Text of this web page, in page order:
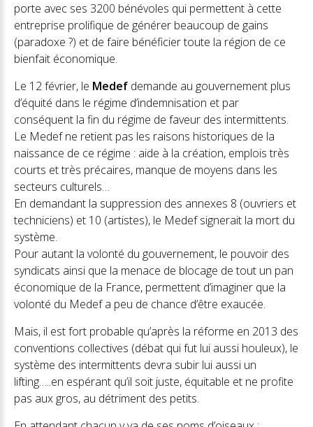
porte avec ses 3200 bénévoles qui permettent à cette
entreprise prolifique de générer beaucoup de gains
(paradoxe ?) et de faire bénéficier toute la région de ce
bienfait économique.
Le 12 février, le Medef demande au gouvernement plus
d’équité dans le régime d’indemnisation et par
conséquent la fin du régime de faveur des intermittents.
Le Medef ne retient pas les raisons historiques de la
naissance de ce régime : aide à la création, emplois très
courts et très précaires, manque de moyens dans les
secteurs culturels…
En demandant la suppression des annexes 8 (ouvriers et
techniciens) et 10 (artistes), le Medef signerait la mort du
système.
Pour autant la volonté du gouvernement, le pouvoir des
syndicats ainsi que la menace de blocage de tout un pan
économique de la France, permettent d’imaginer que la
volonté du Medef a peu de chance d’être exaucée.
Mais, il est fort probable qu’après la réforme en 2013 des
conventions collectives (débat qui fut lui aussi houleux), le
système des intermittents devra subir lui aussi un
lifting…..en espérant qu’il soit juste, équitable et ne profite
pas aux gros, au détriment des petits.